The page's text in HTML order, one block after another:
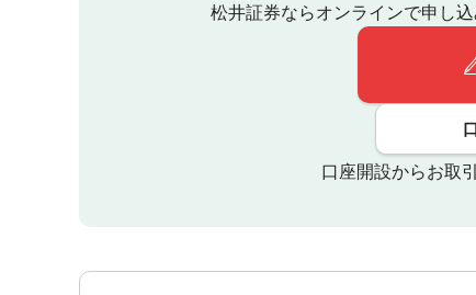
松井証券ならオンラインで申し込
口座開設からお取